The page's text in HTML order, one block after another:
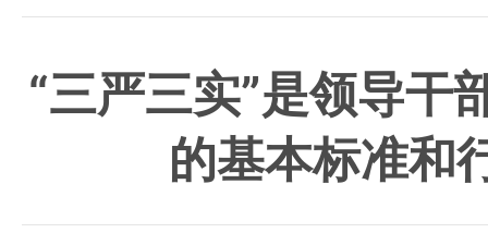
“三严三实”是领导干
的基本标准和